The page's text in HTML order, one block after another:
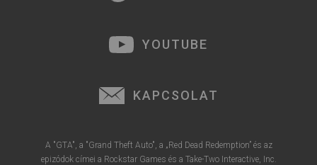
YOUTUBE
KAPCSOLAT
A "GTA", a "Grand Theft Auto", a „Red Dead Redemption” és az
epizódok címei a Rockstar Games és a Take-Two Interactive, Inc.